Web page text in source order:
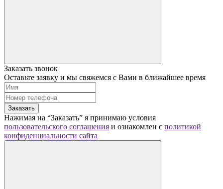
Заказать звонок
Оставьте заявку и мы свяжемся с Вами в ближайшее время
Заказать
Нажимая на “Заказать” я принимаю условия
пользовательского соглашения и ознакомлен с политикой
конфиденциальности сайта